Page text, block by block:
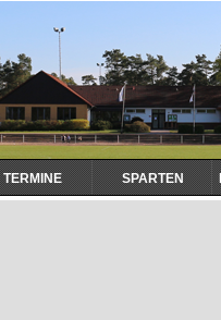
TERMINE SPARTEN